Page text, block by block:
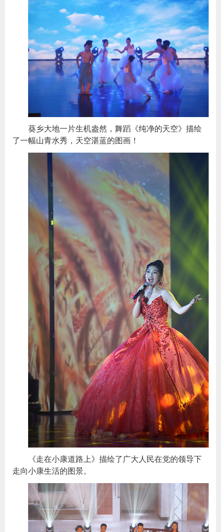
葵乡大地一片生机盎然，舞蹈《纯净的天空》描绘
了一幅山青水秀，天空湛蓝的图画！
《走在小康道路上》描绘了广大人民在党的领导下
走向小康生活的图景。